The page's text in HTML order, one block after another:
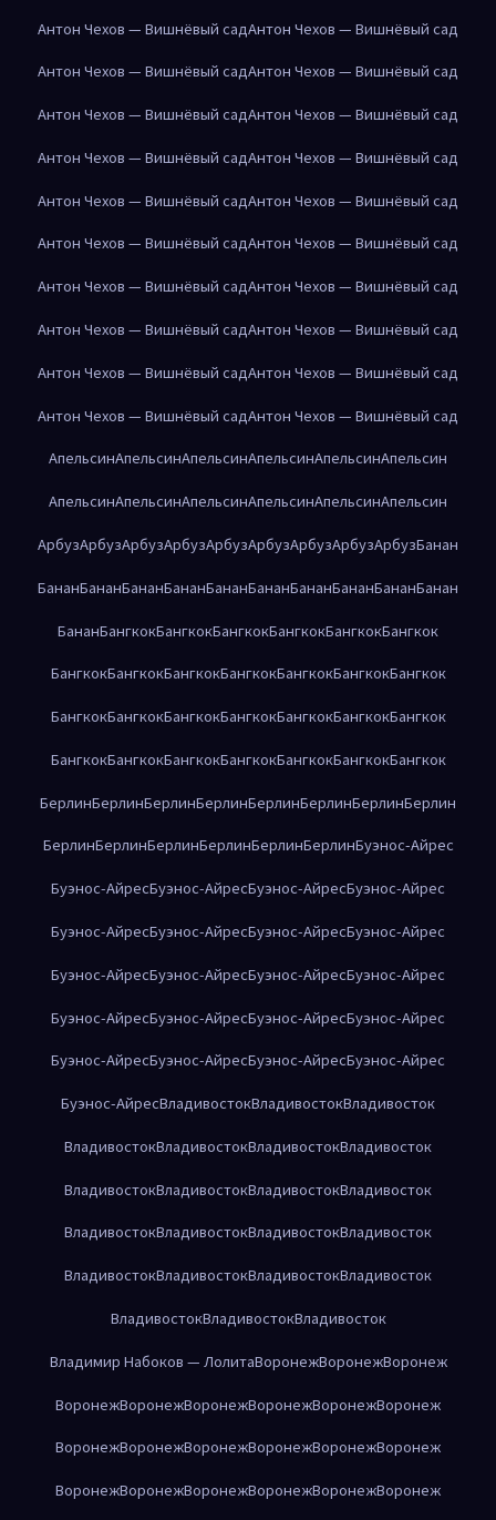
Антон Чехов — Вишнёвый садАнтон Чехов — Вишнёвый сад
Антон Чехов — Вишнёвый садАнтон Чехов — Вишнёвый сад
Антон Чехов — Вишнёвый садАнтон Чехов — Вишнёвый сад
Антон Чехов — Вишнёвый садАнтон Чехов — Вишнёвый сад
Антон Чехов — Вишнёвый садАнтон Чехов — Вишнёвый сад
Антон Чехов — Вишнёвый садАнтон Чехов — Вишнёвый сад
Антон Чехов — Вишнёвый садАнтон Чехов — Вишнёвый сад
Антон Чехов — Вишнёвый садАнтон Чехов — Вишнёвый сад
Антон Чехов — Вишнёвый садАнтон Чехов — Вишнёвый сад
Антон Чехов — Вишнёвый садАнтон Чехов — Вишнёвый сад
АпельсинАпельсинАпельсинАпельсинАпельсинАпельсин
АпельсинАпельсинАпельсинАпельсинАпельсинАпельсин
АрбузАрбузАрбузАрбузАрбузАрбузАрбузАрбузАрбузБанан
БананБананБананБананБананБананБананБананБананБанан
БананБангкокБангкокБангкокБангкокБангкокБангкок
БангкокБангкокБангкокБангкокБангкокБангкокБангкок
БангкокБангкокБангкокБангкокБангкокБангкокБангкок
БангкокБангкокБангкокБангкокБангкокБангкокБангкок
БерлинБерлинБерлинБерлинБерлинБерлинБерлинБерлин
БерлинБерлинБерлинБерлинБерлинБерлинБуэнос-Айрес
Буэнос-АйресБуэнос-АйресБуэнос-АйресБуэнос-Айрес
Буэнос-АйресБуэнос-АйресБуэнос-АйресБуэнос-Айрес
Буэнос-АйресБуэнос-АйресБуэнос-АйресБуэнос-Айрес
Буэнос-АйресБуэнос-АйресБуэнос-АйресБуэнос-Айрес
Буэнос-АйресБуэнос-АйресБуэнос-АйресБуэнос-Айрес
Буэнос-АйресВладивостокВладивостокВладивосток
ВладивостокВладивостокВладивостокВладивосток
ВладивостокВладивостокВладивостокВладивосток
ВладивостокВладивостокВладивостокВладивосток
ВладивостокВладивостокВладивостокВладивосток
ВладивостокВладивостокВладивосток
Владимир Набоков — ЛолитаВоронежВоронежВоронеж
ВоронежВоронежВоронежВоронежВоронежВоронеж
ВоронежВоронежВоронежВоронежВоронежВоронеж
ВоронежВоронежВоронежВоронежВоронежВоронеж